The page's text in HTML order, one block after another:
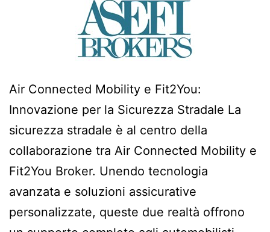
Air Connected Mobility e Fit2You:
Innovazione per la Sicurezza Stradale La
sicurezza stradale è al centro della
collaborazione tra Air Connected Mobility e
Fit2You Broker. Unendo tecnologia
avanzata e soluzioni assicurative
personalizzate, queste due realtà offrono